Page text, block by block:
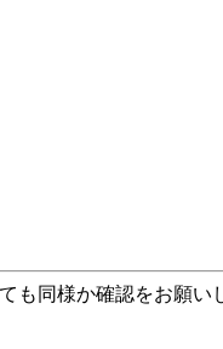
も同様か確認をお願い